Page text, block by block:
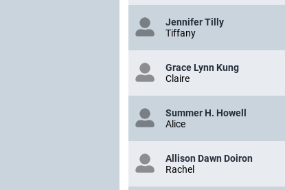
Jennifer Tilly
Tiffany
Grace Lynn Kung
Claire
Summer H. Howell
Alice
Allison Dawn Doiron
Rachel